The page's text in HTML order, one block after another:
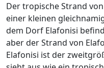
Der tropische Strand
einer kleinen
dem Dorf Elafonisi
aber der Strand von
Elafonisi ist der